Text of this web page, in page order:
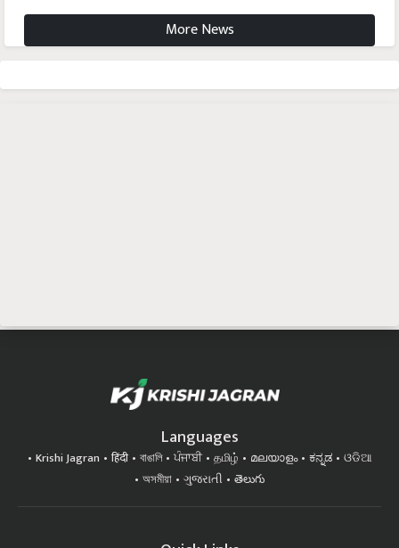
More News
Languages
Krishi Jagran हिंदी বাঙালি ਪੰਜਾਬੀ தமிழ் മലയാളം ಕನ್ನಡ
ଓଡିଆ
অসমীয়া
ગુજરાતી తెలుగు